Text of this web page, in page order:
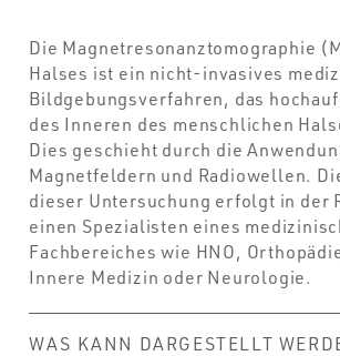
Die Magnetresonanztomographie
Halses ist ein nicht-invasives
Bildgebungsverfahren, das
des Inneren des menschlichen
Dies geschieht durch die
Magnetfeldern und Radiowellen.
dieser Untersuchung erfolgt in der
einen Spezialisten eines
Fachbereiches wie HNO,
Innere Medizin oder Neurologie.
WAS KANN DARGESTELLT